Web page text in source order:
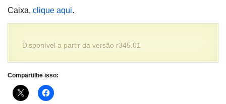
Caixa, clique aqui.
Disponível a partir da versão r345.01
Compartilhe isso: